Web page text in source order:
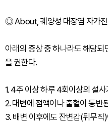
◎ About, 궤양성 대장염 자가진
아래의 증상 중 하나라도 해당되
을 권한다.
1. 4주 이상 하루 4회이상의 설
2. 대변에 점액이나 출혈이 동반
3. 배변 이후에도 잔변감(뒤무직